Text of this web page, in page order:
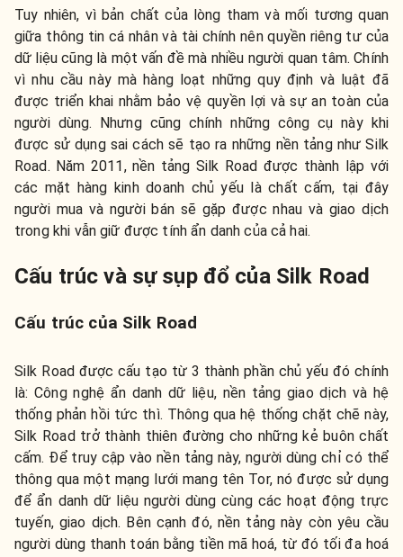
Tuy nhiên, vì bản chất của lòng tham và mối tương quan
giữa thông tin cá nhân và tài chính nên quyền riêng tư của
dữ liệu cũng là một vấn đề mà nhiều người quan tâm. Chính
vì nhu cầu này mà hàng loạt những quy định và luật đã
được triển khai nhằm bảo vệ quyền lợi và sự an toàn của
người dùng. Nhưng cũng chính những công cụ này khi
được sử dụng sai cách sẽ tạo ra những nền tảng như Silk
Road. Năm 2011, nền tảng Silk Road được thành lập với
các mặt hàng kinh doanh chủ yếu là chất cấm, tại đây
người mua và người bán sẽ gặp được nhau và giao dịch
trong khi vẫn giữ được tính ẩn danh của cả hai.
Cấu trúc và sự sụp đổ của Silk Road
Cấu trúc của Silk Road
Silk Road được cấu tạo từ 3 thành phần chủ yếu đó chính
là: Công nghệ ẩn danh dữ liệu, nền tảng giao dịch và hệ
thống phản hồi tức thì. Thông qua hệ thống chặt chẽ này,
Silk Road trở thành thiên đường cho những kẻ buôn chất
cấm. Để truy cập vào nền tảng này, người dùng chỉ có thể
thông qua một mạng lưới mang tên Tor, nó được sử dụng
để ẩn danh dữ liệu người dùng cùng các hoạt động trực
tuyến, giao dịch. Bên cạnh đó, nền tảng này còn yêu cầu
người dùng thanh toán bằng tiền mã hoá, từ đó tối đa hoá